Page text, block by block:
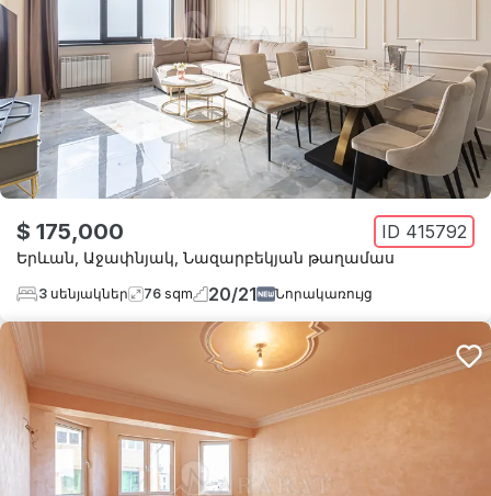
$ 175,000 ID 415792
Երևան Աջափնյակ Նազարբեկյան թաղամաս
3 սենյակներ 76 sqm 20/21 Նորակառույց